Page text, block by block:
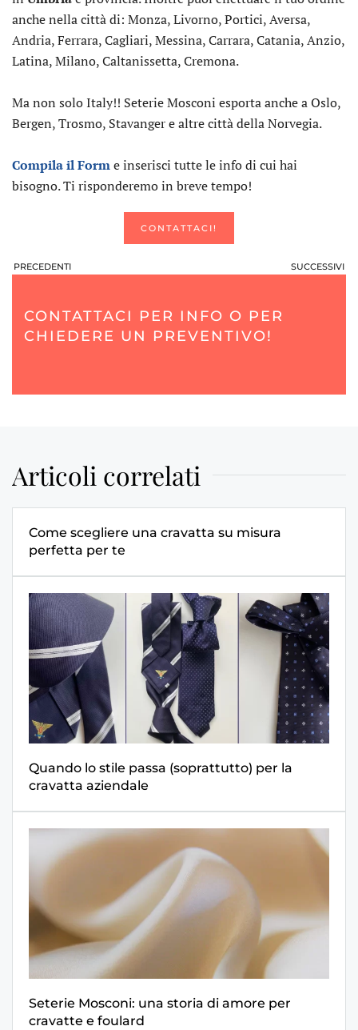
anche nella città di: Monza, Livorno, Portici, Aversa,
Andria, Ferrara, Cagliari, Messina, Carrara, Catania, Anzio,
Latina, Milano, Caltanissetta, Cremona.
Ma non solo Italy!! Seterie Mosconi esporta anche a Oslo,
Bergen, Trosmo, Stavanger e altre città della Norvegia.
Compila il Forme inserisci tutte le info di cui hai
bisogno. Ti risponderemo in breve tempo!
CONTATTACI!
PRECEDENTI SUCCESSIVI
CONTATTACI PER INFO O PER
CHIEDERE UN PREVENTIVO!
Articoli correlati
Come scegliere una cravatta su misura
perfetta per te
Quando lo stile passa (soprattutto) per la
cravatta aziendale
Seterie Mosconi: una storia di amore per
cravatte e foulard